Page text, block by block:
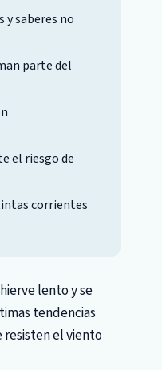
saberes no
parte del
el riesgo de
corrientes
lento y se
tendencias
resisten el viento